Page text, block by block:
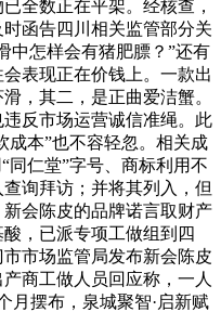
全数正在平架。经核查，
函告四川相关监管部分关
中怎样会有猪肥膘？”还有
表现正在价钱上。一款出
，其二，是正曲爱洁蟹。
反市场运营诚信准绳。此
成本”也不容轻忽。相关成
同仁堂”字号、商标利用不
询拜访；并将其列入，但
会陈皮的品牌诺言取财产
，已派专项工做组到四
市场监管局发布新会陈皮
商工做人员回应称，一人
月摆布，泉城聚智·启新赋